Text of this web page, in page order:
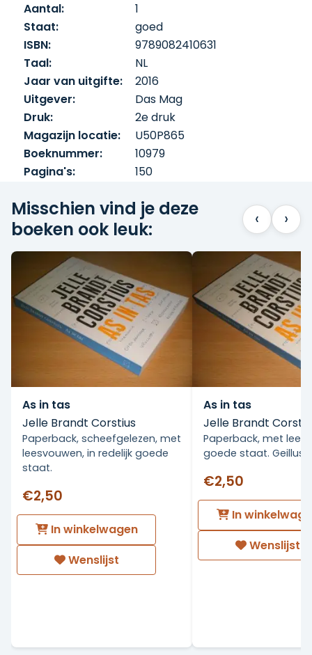
Aantal:
1
Staat:
goed
ISBN:
9789082410631
Taal:
NL
Jaar van uitgifte:
2016
Uitgever:
Das Mag
Druk:
2e druk
Magazijn locatie:
U50P865
Boeknummer:
10979
Pagina's:
150
Misschien vind je deze
boeken ook leuk:
‹ ›
As in tas
Jelle Brandt Corstius
Paperback, scheefgelezen, met
leesvouwen, in redelijk goede
staat.
€2,50
In winkelwagen
Wenslijst
As in tas
Jelle Brandt
Paperback, met
goede staat.
€2,50
In
Wenslijst